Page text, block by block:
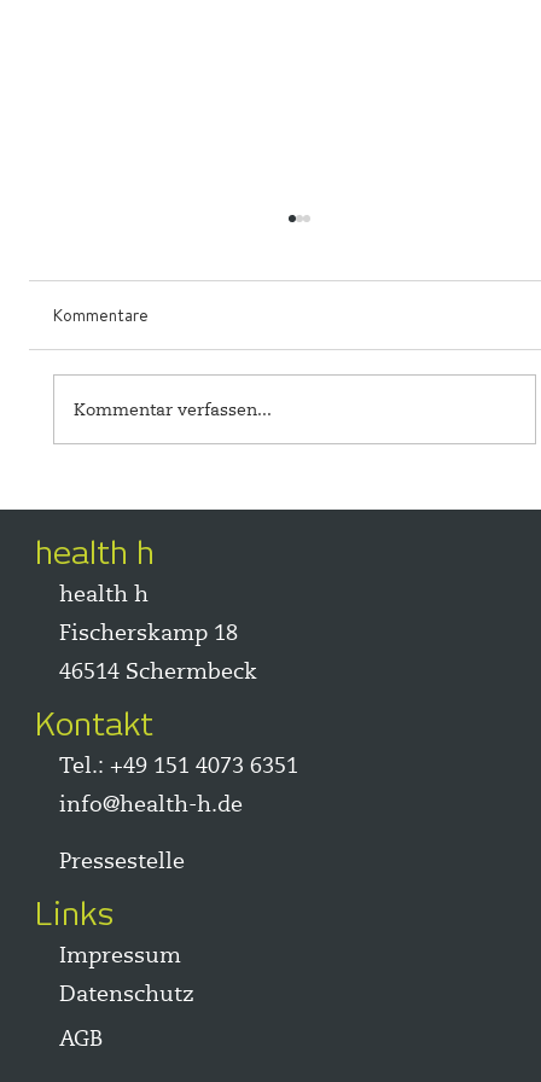
Kommentare
Kommentar verfassen...
health h
health h
Fischerskamp 18
46514 Schermbeck
Kontakt
Tel.: +49 151 4073 6351
info@health-h.de
Pressestelle
Links
Impressum
Datenschutz
AGB